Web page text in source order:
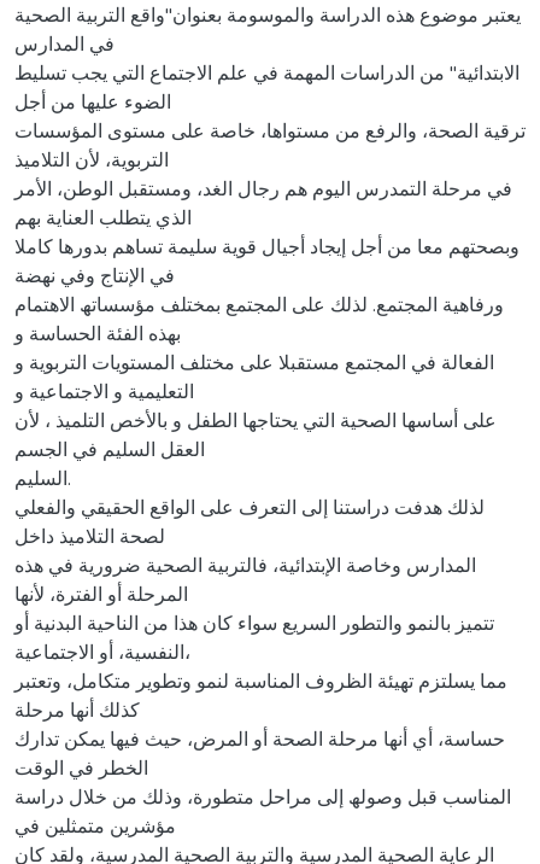
یعتبر موضوع ھذه الدراسة والموسومة بعنوان''واقع التربیة الصحیة
في المدارس
الابتدائیة'' من الدراسات المھمة في علم الاجتماع التي یجب تسلیط
الضوء علیھا من أجل
ترقیة الصحة، والرفع من مستواھا، خاصة على مستوى المؤسسات
التربویة، لأن التلامیذ
في مرحلة التمدرس الیوم ھم رجال الغد، ومستقبل الوطن، الأمر
الذي یتطلب العنایة بھم
وبصحتھم معا من أجل إیجاد أجیال قویة سلیمة تساھم بدورھا كاملا
في الإنتاج وفي نھضة
ورفاھیة المجتمع. لذلك على المجتمع بمختلف مؤسساتھ الاھتمام
بھذه الفئة الحساسة و
الفعالة في المجتمع مستقبلا على مختلف المستویات التربویة و
التعلیمیة و الاجتماعیة و
على أساسھا الصحیة التي یحتاجھا الطفل و بالأخص التلمیذ ، لأن
العقل السلیم في الجسم
السلیم.
لذلك ھدفت دراستنا إلى التعرف على الواقع الحقیقي والفعلي
لصحة التلامیذ داخل
المدارس وخاصة الإبتدائیة، فالتربیة الصحیة ضروریة في ھذه
المرحلة أو الفترة، لأنھا
تتمیز بالنمو والتطور السریع سواء كان ھذا من الناحیة البدنیة أو
النفسیة، أو الاجتماعیة،
مما یسلتزم تھیئة الظروف المناسبة لنمو وتطویر متكامل، وتعتبر
كذلك أنھا مرحلة
حساسة، أي أنھا مرحلة الصحة أو المرض، حیث فیھا یمكن تدارك
الخطر في الوقت
المناسب قبل وصولھ إلى مراحل متطورة، وذلك من خلال دراسة
مؤشرین متمثلین في
الرعایة الصحیة المدرسیة والتربیة الصحیة المدرسیة، ولقد كان